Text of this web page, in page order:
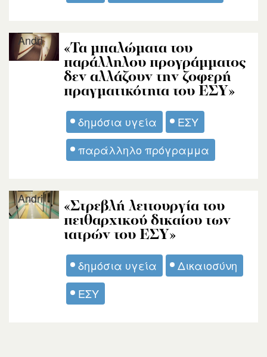
«Τα μπαλώματα του
παράλληλου προγράμματος
δεν αλλάζουν την ζοφερή
πραγματικότητα του ΕΣΥ»
δημόσια υγεία
ΕΣΥ
παράλληλο πρόγραμμα
Andri
«Στρεβλή λειτουργία του
πειθαρχικού δικαίου των
ιατρών του ΕΣΥ»
δημόσια υγεία
Δικαιοσύνη
ΕΣΥ
Andri